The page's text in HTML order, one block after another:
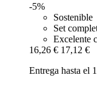
-5%
Sostenible
Set
Excelente
16,26 € 17,12 €
Entrega hasta el